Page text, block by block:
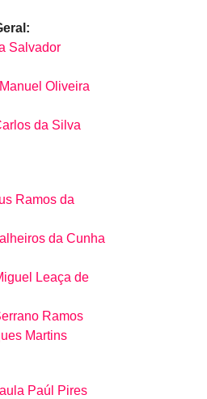
Salvador
Oliveira
da Silva
Ramos da
da Cunha
Leaça de
Ramos
Martins
Paúl Pires